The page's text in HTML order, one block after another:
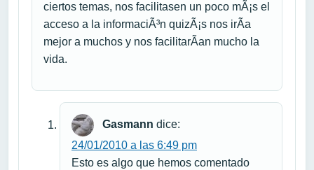
ciertos temas, nos facilitasen un poco mÃ¡s el
acceso a la informaciÃ³n quizÃ¡s nos irÃ­a
mejor a muchos y nos facilitarÃ­an mucho la
vida.
Gasmann dice:
24/01/2010 a las 6:49 pm
Esto es algo que hemos comentado